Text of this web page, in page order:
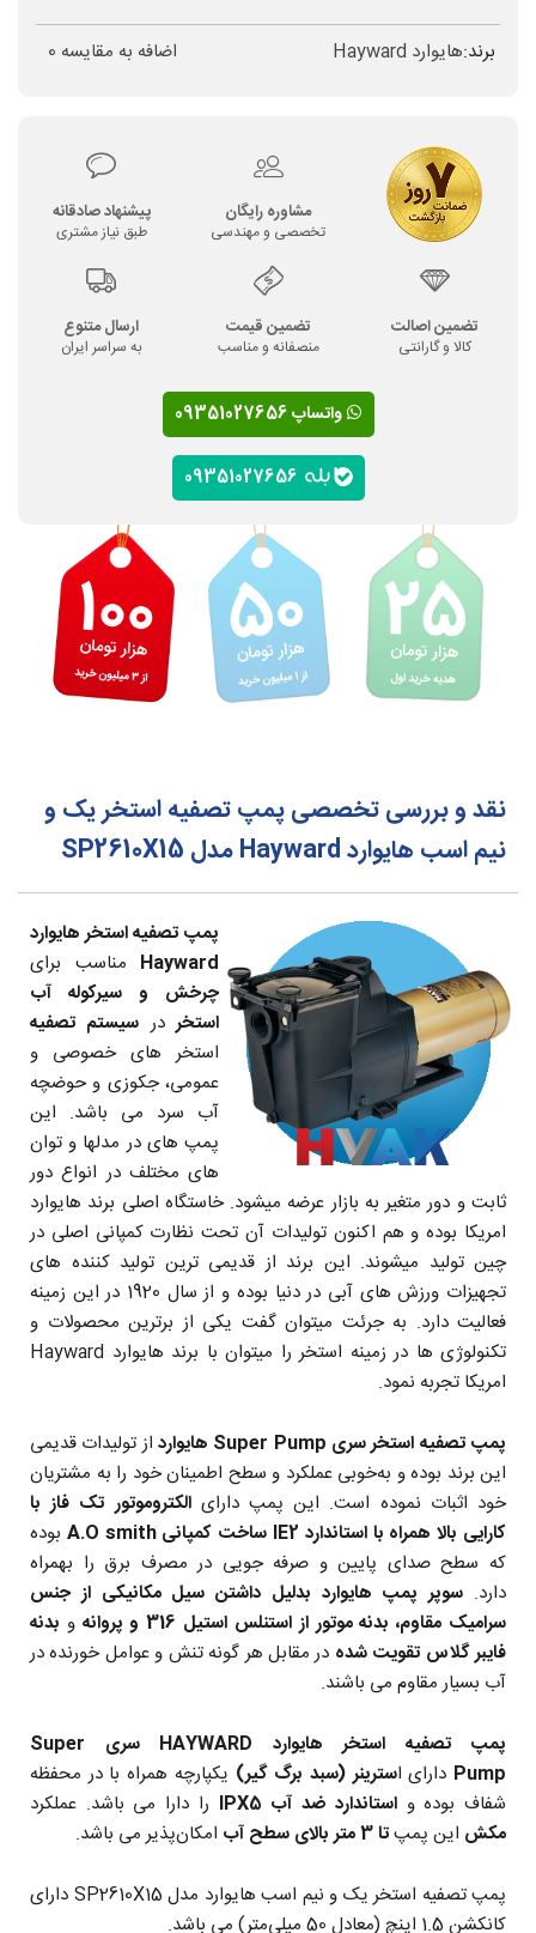
برند:هایوارد Hayward اضافه به مقایسه 0
مشاوره رایگان
تخصصی و مهندسی
پیشنهاد صادقانه
طبق نیاز مشتری
تضمین اصالت
کالا و گارانتی
تضمین قیمت
منصفانه و مناسب
ارسال متنوع
به سراسر ایران
واتساپ 09351027656
نقد و بررسی تخصصی پمپ تصفیه استخر یک و
نیم اسب هایوارد Hayward مدل SP2610X15
پمپ تصفیه استخر هایوارد
Hayward مناسب برای
چرخش و سیرکوله آب
استخردر سیستم تصفیه
استخر های خصوصی و
عمومی، جکوزی و حوضچه
آب سرد می باشد. این
پمپ های در مدلها و توان
های مختلف در انواع دور
ثابت و دور متغیر به بازار عرضه میشود. خاستگاه اصلی برند هایوارد
امریکا بوده و هم اکنون تولیدات آن تحت نظارت کمپانی اصلی در
چین تولید میشوند. این برند از قدیمی ترین تولید کننده های
تجهیزات ورزش های آبی در دنیا بوده و از سال 1920 در این زمینه
فعالیت دارد. به جرئت میتوان گفت یکی از برترین محصولات و
تکنولوژی ها در زمینه استخر را میتوان با برند هایوارد Hayward
امریکا تجربه نمود.
پمپ تصفیه استخر سری Super Pump هایوارد
از تولیدات قدیمی
این برند بوده و به‌خوبی عملکرد و سطح اطمینان خود را به مشتریان
خود اثبات نموده است. این پمپ دارایالکتروموتور تک فاز با
کارایی بالا همراه با استاندارد IE2 ساخت کمپانی A.O smith
بوده
که سطح صدای پایین و صرفه جویی در مصرف برق را بهمراه
دارد. سوپر پمپ هایوارد بدلیل داشتن سیل مکانیکی از جنس
سرامیک مقاوم، بدنه موتور از استنلس استیل 316 و
پروانه و بدنه
فایبر گلاس تقویت شده در مقابل هر گونه تنش و عوامل خورنده در
آب بسیار مقاوم می باشند.
پمپ تصفیه استخر هایوارد HAYWARD سری Super
Pump دارای استرینر (سبد برگ گیر) یکپارچه همراه با در محفظه
شفاف بوده واستاندارد ضد آب IPX5
را دارا می باشد. عملکرد
مکش این پمپتا 3 متر بالای سطح آب امکان‌پذیر می باشد.
پمپ تصفیه استخر یک و نیم اسب هایوارد مدل SP2610X15 دارای
کانکشن 1.5 اینچ (معادل 50 میلی‌متر) می باشد.